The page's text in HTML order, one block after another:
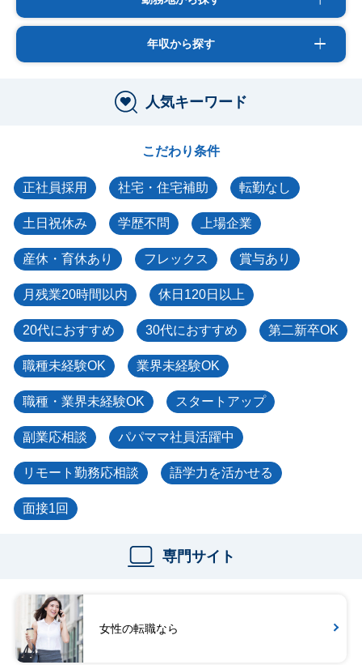
年収から探す
人気キーワード
こだわり条件
正社員採用 社宅・住宅補助 転勤なし
土日祝休み 学歴不問 上場企業
産休・育休あり フレックス 賞与あり
月残業20時間以内 休日120日以上
20代におすすめ 30代におすすめ 第二新卒OK
職種未経験OK 業界未経験OK
職種・業界未経験OK スタートアップ
副業応相談 パパママ社員活躍中
リモート勤務応相談 語学力を活かせる
面接1回
専門サイト
女性の転職なら